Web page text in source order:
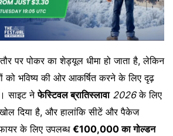
पर पोकर का शेड्यूल धीमा हो जाता है, लेकिन
को भविष्य की ओर आकर्षित करने के लिए दृढ़
साइट नेफेस्टिवल ब्रातिस्लावा 2026के लिए
दिया है, और हालांकि सीटें और पैकेज
के लिए उपलब्ध €100,000 का गोल्डन